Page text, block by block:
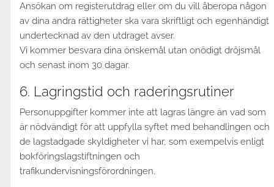
Ansökan om registerutdrag eller om du vill åberopa någon
av dina andra rättigheter ska vara skriftligt och egenhändigt
undertecknad av den utdraget avser.
Vi kommer besvara dina önskemål utan onödigt dröjsmål
och senast inom 30 dagar.
6. Lagringstid och raderingsrutiner
Personuppgifter kommer inte att lagras längre än vad som
är nödvändigt för att uppfylla syftet med behandlingen och
de lagstadgade skyldigheter vi har, som exempelvis enligt
bokföringslagstiftningen och
trafikundervisningsförordningen.